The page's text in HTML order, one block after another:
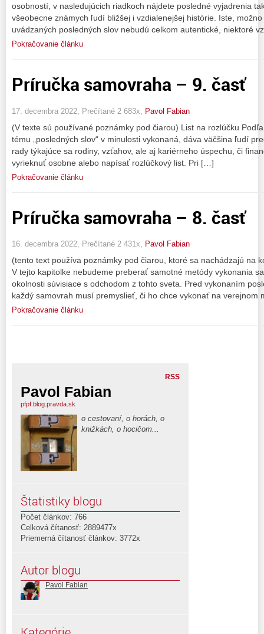
osobností, v nasledujúcich riadkoch nájdete posledné vyjadrenia
všeobecne známych ľudí bližšej i vzdialenejšej histórie. Iste,
uvádzaných posledných slov nebudú celkom autentické, niektoré
Pokračovanie článku
Príručka samovraha – 9. časť
17. decembra 2022, Prečítané 2 683x, Pavol Fabian
(V texte sú používané poznámky pod čiarou) List na rozlúčku
tému „posledných slov“ v minulosti vykonaná, dáva väčšina ľudí
rady týkajúce sa rodiny, vzťahov, ale aj kariérneho úspechu, či
vyrieknuť osobne alebo napísať rozlúčkový list. Pri […]
Pokračovanie článku
Príručka samovraha – 8. časť
16. decembra 2022, Prečítané 2 431x, Pavol Fabian
(tento text používa poznámky pod čiarou, ktoré sa nachádzajú na
V tejto kapitolke nebudeme preberať samotné metódy vykonania
okolnosti súvisiace s odchodom z tohto sveta. Pred vykonaním
každý samovrah musí premyslieť, či ho chce vykonať na verejnom
Pokračovanie článku
RSS
Pavol Fabian
pfpf.blog.pravda.sk
o cestovaní, o horách, o
knižkách, o hocičom...
Štatistiky blogu
Počet článkov: 766
Celková čítanosť: 2889477x
Priemerná čítanosť článkov: 3772x
Autor blogu
Pavol Fabian